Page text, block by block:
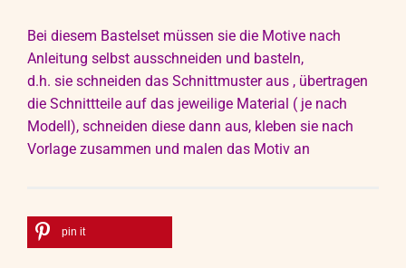
Bei diesem Bastelset müssen sie die Motive nach
Anleitung selbst ausschneiden und basteln,
d.h. sie schneiden das Schnittmuster aus , übertragen
die Schnittteile auf das jeweilige Material ( je nach
Modell), schneiden diese dann aus, kleben sie nach
Vorlage zusammen und malen das Motiv an
pin it